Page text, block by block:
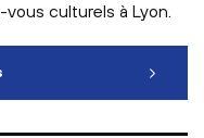
culturels à Lyon.
Toute l'actualité culturelle